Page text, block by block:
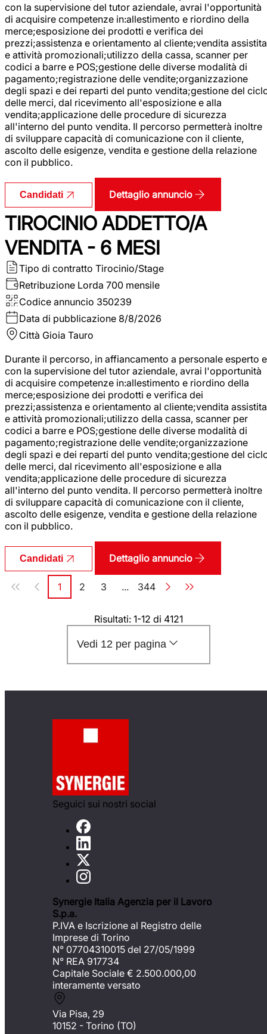
con la supervisione del tutor aziendale, avrai l'opportunità
di acquisire competenze in:allestimento e riordino della
merce;esposizione dei prodotti e verifica dei
prezzi;assistenza e orientamento al cliente;vendita assistita
e attività promozionali;utilizzo della cassa, scanner per
codici a barre e POS;gestione delle diverse modalità di
pagamento;registrazione delle vendite;organizzazione
degli spazi e dei reparti del punto vendita;gestione del
delle merci, dal ricevimento all'esposizione e alla
vendita;applicazione delle procedure di sicurezza
all'interno del punto vendita. Il percorso permetterà inoltre
di sviluppare capacità di comunicazione con il cliente,
ascolto delle esigenze, vendita e gestione della relazione
con il pubblico.
Candidati Dettaglio annuncio
TIROCINIO ADDETTO/A
VENDITA - 6 MESI
Tipo di contratto Tirocinio/Stage
Retribuzione Lorda 700 mensile
Codice annuncio 350239
Data di pubblicazione 8/8/2026
Città Gioia Tauro
Durante il percorso, in affiancamento a personale esperto e
con la supervisione del tutor aziendale, avrai l'opportunità
di acquisire competenze in:allestimento e riordino della
merce;esposizione dei prodotti e verifica dei
prezzi;assistenza e orientamento al cliente;vendita assistita
e attività promozionali;utilizzo della cassa, scanner per
codici a barre e POS;gestione delle diverse modalità di
pagamento;registrazione delle vendite;organizzazione
degli spazi e dei reparti del punto vendita;gestione del
delle merci, dal ricevimento all'esposizione e alla
vendita;applicazione delle procedure di sicurezza
all'interno del punto vendita. Il percorso permetterà inoltre
di sviluppare capacità di comunicazione con il cliente,
ascolto delle esigenze, vendita e gestione della relazione
con il pubblico.
Candidati Dettaglio annuncio
Paginazione
Pagina
1 Pagina
2 Pagina
3 ... Pagina
344
Risultati: 1-12 di 4121
Vedi 12 per pagina
Seguici sui nostri social
Synergie Italia Agenzia per il Lavoro
S.p.a.
P.IVA e Iscrizione al Registro delle
Imprese di Torino
N° 07704310015 del 27/05/1999
N° REA 917734
Capitale Sociale € 2.500.000,00
interamente versato
Via Pisa, 29
10152 - Torino (TO)